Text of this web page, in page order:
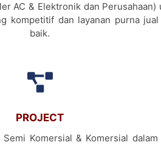
AC & Elektronik dan Perusahaan)
kompetitif dan layanan purna
baik.
PROJECT
Komersial & Komersial dalam